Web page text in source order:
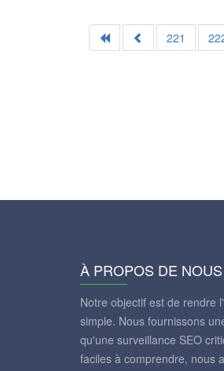
221
À PROPOS DE NOUS
Notre objectif est de rendre
simple. Nous fournissons
qu'une surveillance SEO
faciles à comprendre, nous